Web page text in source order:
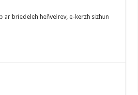
briedeleh heñvelrev, e-kerzh sizhun